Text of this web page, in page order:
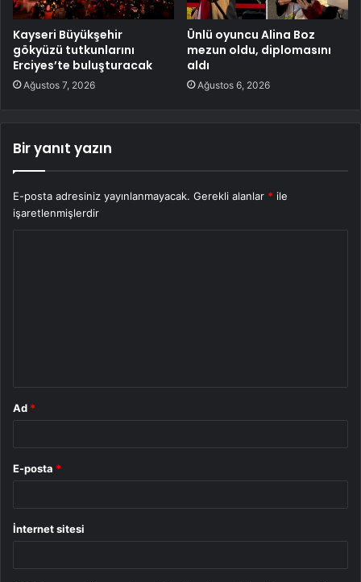
Kayseri Büyükşehir
gökyüzü tutkunlarını
Erciyes’te buluşturacak
Ağustos 7, 2026
Ünlü oyuncu Alina Boz
mezun oldu, diplomasını
aldı
Ağustos 6, 2026
Bir yanıt yazın
E-posta adresiniz yayınlanmayacak. Gerekli alanlar * ile
işaretlenmişlerdir
Ad *
E-posta *
İnternet sitesi